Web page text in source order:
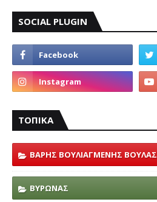
SOCIAL PLUGIN
ΤΟΠΙΚΑ
ΒΑΡΗΣ ΒΟΥΛΙΑΓΜΕΝΗΣ ΒΟΥΛΑΣ
ΒΥΡΩΝΑΣ